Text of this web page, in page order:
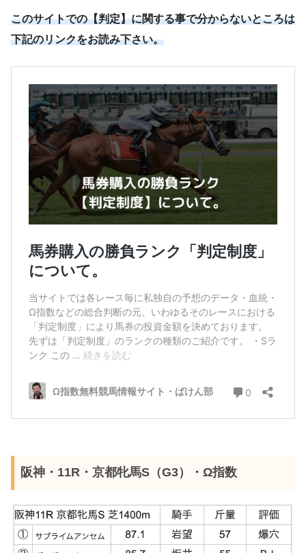
このサイトでの【判定】に関する事で分からないところは
下記のリンクをお読み下さい。
阪神・11R・京都牝馬S（G3）・Ω指数